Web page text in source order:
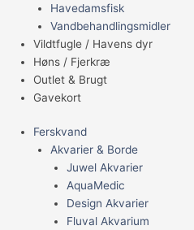
Havedamsfisk
Vandbehandlingsmidler
Vildtfugle / Havens dyr
Høns / Fjerkræ
Outlet & Brugt
Gavekort
Ferskvand
Akvarier & Borde
Juwel Akvarier
AquaMedic
Design Akvarier
Fluval Akvarium